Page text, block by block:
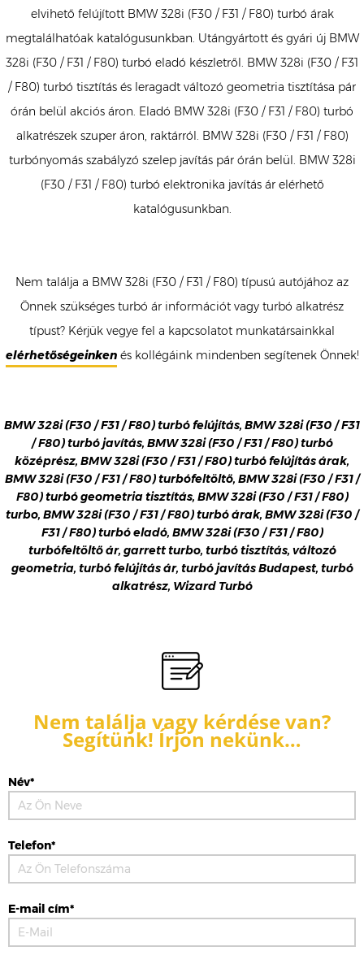
elvihető felújított BMW 328i (F30 / F31 / F80) turbó árak
megtalálhatóak katalógusunkban. Utángyártott és gyári új BMW
328i (F30 / F31 / F80) turbó eladó készletről. BMW 328i (F30 / F31
/ F80) turbó tisztítás és leragadt változó geometria tisztítása pár
órán belül akciós áron. Eladó BMW 328i (F30 / F31 / F80) turbó
alkatrészek szuper áron, raktárról. BMW 328i (F30 / F31 / F80)
turbónyomás szabályzó szelep javítás pár órán belül. BMW 328i
(F30 / F31 / F80) turbó elektronika javítás ár elérhető
katalógusunkban.
Nem találja a BMW 328i (F30 / F31 / F80) típusú autójához az
Önnek szükséges turbó ár információt vagy turbó alkatrész
típust? Kérjük vegye fel a kapcsolatot munkatársainkkal
elérhetőségeinkenés kollégáink mindenben segítenek Önnek!
BMW 328i (F30 / F31 / F80) turbó felújítás, BMW 328i (F30 / F31
/ F80) turbó javítás, BMW 328i (F30 / F31 / F80) turbó
középrész, BMW 328i (F30 / F31 / F80) turbó felújítás árak,
BMW 328i (F30 / F31 / F80) turbófeltöltő, BMW 328i (F30 / F31 /
F80) turbó geometria tisztítás, BMW 328i (F30 / F31 / F80)
turbo, BMW 328i (F30 / F31 / F80) turbó árak, BMW 328i (F30 /
F31 / F80) turbó eladó, BMW 328i (F30 / F31 / F80)
turbófeltöltő ár, garrett turbo, turbó tisztítás, változó
geometria, turbó felújítás ár, turbó javítás Budapest, turbó
alkatrész, Wizard Turbó
Nem találja vagy kérdése van?
Segítünk! Írjon nekünk…
Név*
Telefon*
E-mail cím*